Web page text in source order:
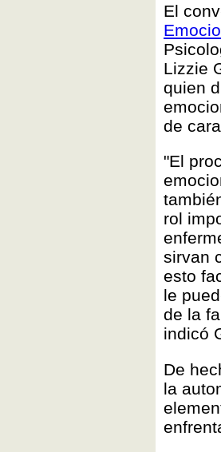
El
Lizzie
quien
de
"El
rol
sirvan
esto
le
de la
indicó
De
la